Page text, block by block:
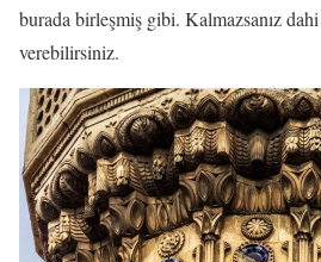
burada birleşmiş gibi. Kalmazsanız
verebilirsiniz.